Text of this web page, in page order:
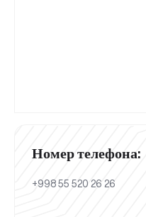
Номер телефона:
+998 55 520 26 26